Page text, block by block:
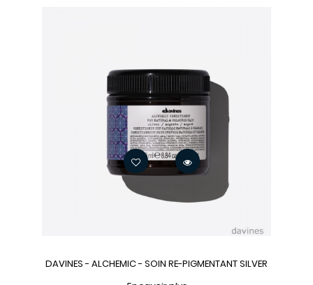
DAVINES - ALCHEMIC - SOIN RE-PIGMENTANT SILVER